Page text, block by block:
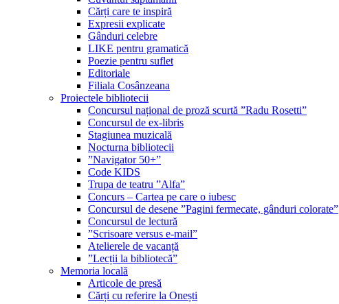
Cărți care te inspiră
Expresii explicate
Gânduri celebre
LIKE pentru gramatică
Poezie pentru suflet
Editoriale
Filiala Cosânzeana
Proiectele bibliotecii
Concursul național de proză scurtă ”Radu Rosetti”
Concursul de ex-libris
Stagiunea muzicală
Nocturna bibliotecii
”Navigator 50+”
Code KIDS
Trupa de teatru ”Alfa”
Concurs – Cartea pe care o iubesc
Concursul de desene ”Pagini fermecate, gânduri colorate”
Concursul de lectură
”Scrisoare versus e-mail”
Atelierele de vacanță
”Lecții la bibliotecă”
Memoria locală
Articole de presă
Cărți cu referire la Onești